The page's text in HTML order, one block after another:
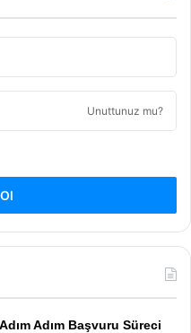
Unuttunuz mu?
Adım Başvuru Süreci